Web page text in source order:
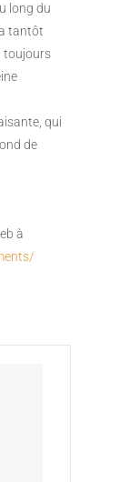
long du
tantôt
toujours
qui
de
à